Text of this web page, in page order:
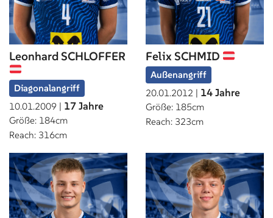
Leonhard SCHLOFFER
Diagonalangriff
10.01.2009 | 17 Jahre
Größe: 184cm
Reach: 316cm
Felix SCHMID
Außenangriff
20.01.2012 | 14 Jahre
Größe: 185cm
Reach: 323cm